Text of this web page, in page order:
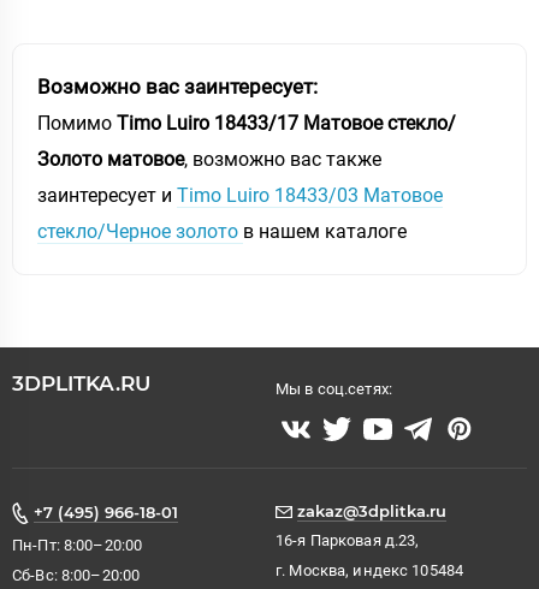
Возможно вас заинтересует:
Помимо Timo Luiro 18433/17 Матовое стекло/
Золото матовое, возможно вас также
заинтересует и Timo Luiro 18433/03 Матовое
стекло/Черное золото в нашем каталоге
3DPLITKA.RU Мы в соц.сетях:
+7 (495) 966-18-01
Пн-Пт: 8:00–20:00
Сб-Вс: 8:00–20:00
zakaz@3dplitka.ru
16-я Парковая д.23,
г. Москва, индекс 105484